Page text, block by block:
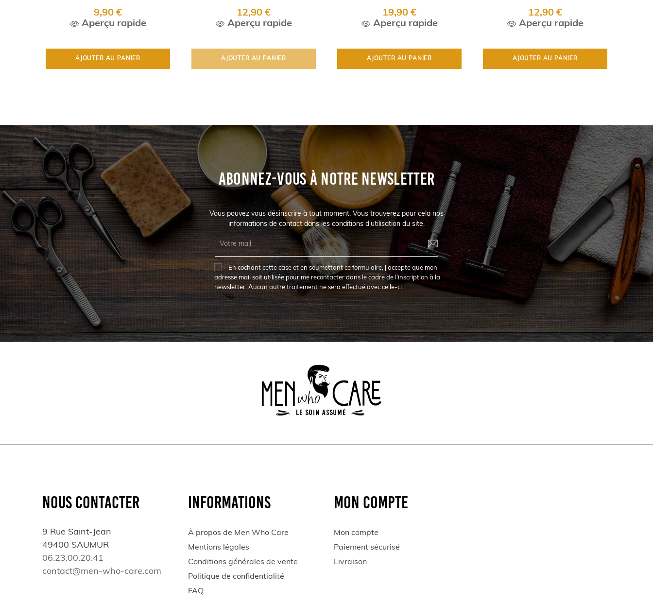
9,90 €
Aperçu rapide
AJOUTER AU PANIER
12,90 €
Aperçu rapide
AJOUTER AU PANIER
19,90 €
Aperçu rapide
AJOUTER AU PANIER
12,90 €
Aperçu rapide
AJOUTER AU PANIER
ABONNEZ-VOUS À NOTRE NEWSLETTER
Vous pouvez vous désinscrire à tout moment. Vous trouverez pour cela nos
informations de contact dans les conditions d'utilisation du site.
En cochant cette case et en soumettant ce formulaire, j'accepte que mon
adresse mail soit utilisée pour me recontacter dans le cadre de l'inscription à la
newsletter. Aucun autre traitement ne sera effectué avec celle-ci.
NOUS CONTACTER
9 Rue Saint-Jean
49400 SAUMUR
06.23.00.20.41
contact@men-who-care.com
INFORMATIONS
À propos de Men Who Care
Mentions légales
Conditions générales de vente
Politique de confidentialité
FAQ
MON COMPTE
Mon compte
Paiement sécurisé
Livraison